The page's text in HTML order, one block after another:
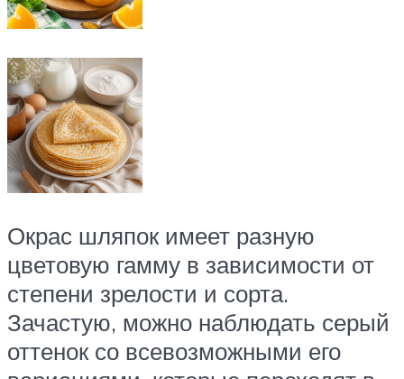
Окрас шляпок имеет разную
цветовую гамму в зависимости от
степени зрелости и сорта.
Зачастую, можно наблюдать серый
оттенок со всевозможными его